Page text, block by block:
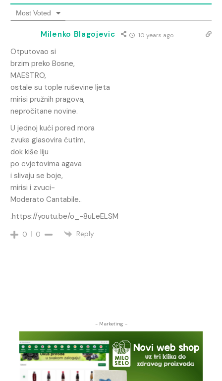
Most Voted
Milenko Blagojevic 10 years ago
Otputovao si
brzim preko Bosne,
MAESTRO,
ostale su tople ruševine ljeta
mirisi pružnih pragova,
nepročitane novine.
U jednoj kući pored mora
zvuke glasovira ćutim,
dok kiše liju
po cvjetovima agava
i slivaju se boje,
mirisi i zvuci-
Moderato Cantabile..
.https://youtu.be/o_-8uLeELSM
0 0 Reply
- Marketing -